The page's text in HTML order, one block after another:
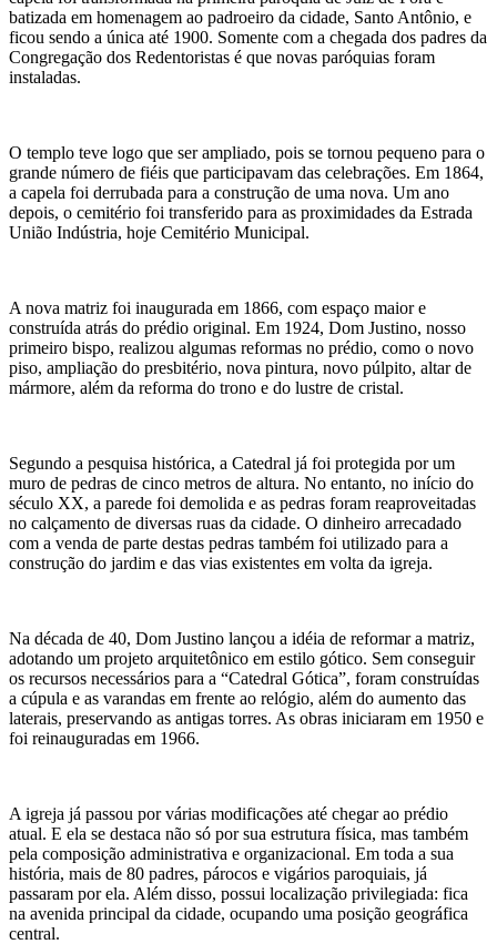
batizada em homenagem ao padroeiro da cidade, Santo Antônio, e
ficou sendo a única até 1900. Somente com a chegada dos padres da
Congregação dos Redentoristas é que novas paróquias foram
instaladas.
O templo teve logo que ser ampliado, pois se tornou pequeno para o
grande número de fiéis que participavam das celebrações. Em 1864,
a capela foi derrubada para a construção de uma nova. Um ano
depois, o cemitério foi transferido para as proximidades da Estrada
União Indústria, hoje Cemitério Municipal.
A nova matriz foi inaugurada em 1866, com espaço maior e
construída atrás do prédio original. Em 1924, Dom Justino, nosso
primeiro bispo, realizou algumas reformas no prédio, como o novo
piso, ampliação do presbitério, nova pintura, novo púlpito, altar de
mármore, além da reforma do trono e do lustre de cristal.
Segundo a pesquisa histórica, a Catedral já foi protegida por um
muro de pedras de cinco metros de altura. No entanto, no início do
século XX, a parede foi demolida e as pedras foram reaproveitadas
no calçamento de diversas ruas da cidade. O dinheiro arrecadado
com a venda de parte destas pedras também foi utilizado para a
construção do jardim e das vias existentes em volta da igreja.
Na década de 40, Dom Justino lançou a idéia de reformar a matriz,
adotando um projeto arquitetônico em estilo gótico. Sem conseguir
os recursos necessários para a “Catedral Gótica”, foram construídas
a cúpula e as varandas em frente ao relógio, além do aumento das
laterais, preservando as antigas torres. As obras iniciaram em 1950 e
foi reinauguradas em 1966.
A igreja já passou por várias modificações até chegar ao prédio
atual. E ela se destaca não só por sua estrutura física, mas também
pela composição administrativa e organizacional. Em toda a sua
história, mais de 80 padres, párocos e vigários paroquiais, já
passaram por ela. Além disso, possui localização privilegiada: fica
na avenida principal da cidade, ocupando uma posição geográfica
central.